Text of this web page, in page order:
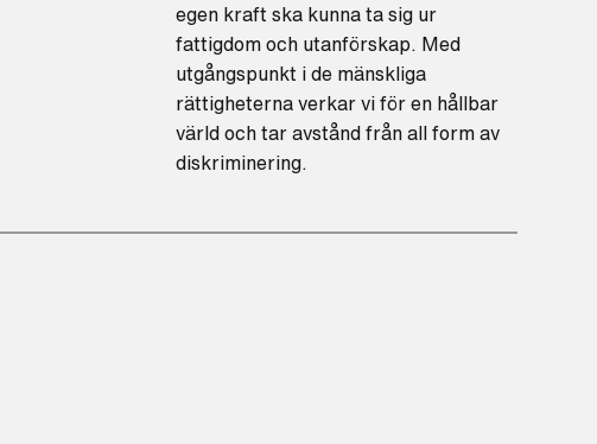
egen kraft ska kunna ta sig ur
fattigdom och utanförskap. Med
utgångspunkt i de mänskliga
rättigheterna verkar vi för en hållbar
värld och tar avstånd från all form av
diskriminering.